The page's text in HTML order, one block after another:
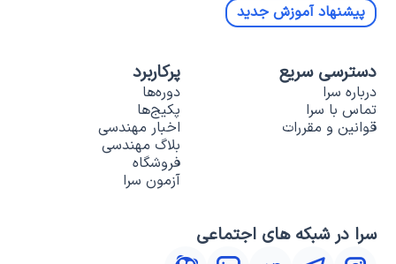
پیشنهاد آموزش جدید
دسترسی سریع
درباره سرا
تماس با سرا
قوانین و مقررات
پرکاربرد
دوره‌ها
پکیج‌ها
اخبار مهندسی
بلاگ مهندسی
فروشگاه
آزمون سرا
سرا در شبکه های اجتماعی